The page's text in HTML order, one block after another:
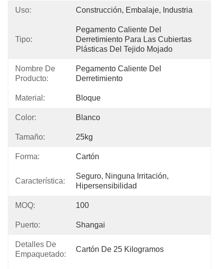
Uso: Construcción, Embalaje, Industria
Tipo:
Pegamento Caliente Del
Derretimiento Para Las Cubiertas
Plásticas Del Tejido Mojado
Nombre De
Producto:
Pegamento Caliente Del
Derretimiento
Material: Bloque
Color: Blanco
Tamaño: 25kg
Forma: Cartón
Característica:
Seguro, Ninguna Irritación,
Hipersensibilidad
MOQ: 100
Puerto: Shangai
Detalles De
Empaquetado:
Cartón De 25 Kilogramos